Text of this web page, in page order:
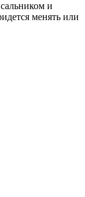
и
менять или